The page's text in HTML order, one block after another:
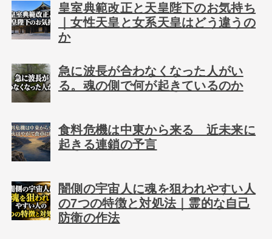
皇室典範改正と天皇陛下のお気持ち
｜女性天皇と女系天皇はどう違うの
か
急に波長が合わなくなった人がい
る。魂の側で何が起きているのか
食料危機は中東から来る 近未来に
起きる連鎖の予言
闇側の宇宙人に魂を狙われやすい人
の7つの特徴と対処法｜霊的な自己
防衛の作法